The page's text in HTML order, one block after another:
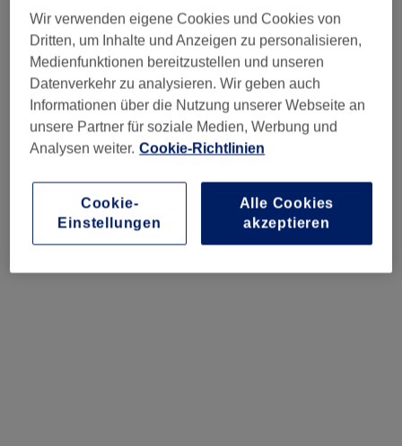
In den vollen Sommermonaten solltest du mindestens
einen Monat im Voraus buchen, um überhaupt die Termine
zu bekommen, die du willst. Und leg sie am besten unter
der Woche oder in die Nebenzeiten – da ist mehr frei und
oft ist es auch günstiger. Betrachte das hier als deinen
Countdown.
Wir verwenden eigene Cookies und Cookies von
Dritten, um Inhalte und Anzeigen zu personalisieren,
Medienfunktionen bereitzustellen und unseren
Datenverkehr zu analysieren. Wir geben auch
Informationen über die Nutzung unserer Webseite an
unsere Partner für soziale Medien, Werbung und
Analysen weiter. Cookie-Richtlinien
Cookie-
Einstellungen
Alle Cookies
akzeptieren